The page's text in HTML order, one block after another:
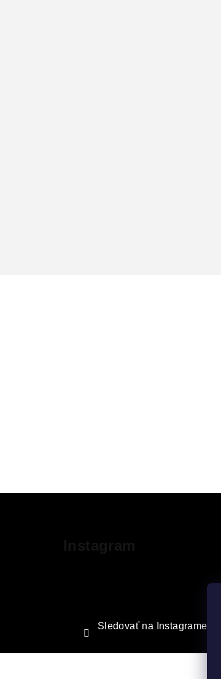
Sledovať na Instagrame